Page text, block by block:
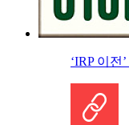
‘IRP 이전